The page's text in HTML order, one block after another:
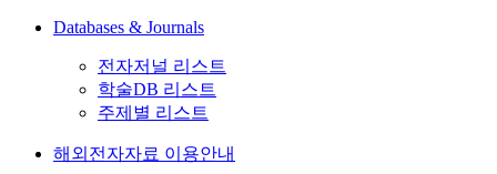
Databases & Journals
전자저널 리스트
학술DB 리스트
주제별 리스트
해외전자자료 이용안내